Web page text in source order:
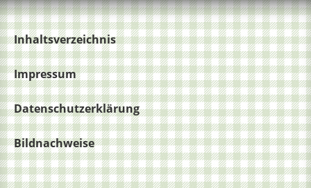
Inhaltsverzeichnis
Impressum
Datenschutzerklärung
Bildnachweise